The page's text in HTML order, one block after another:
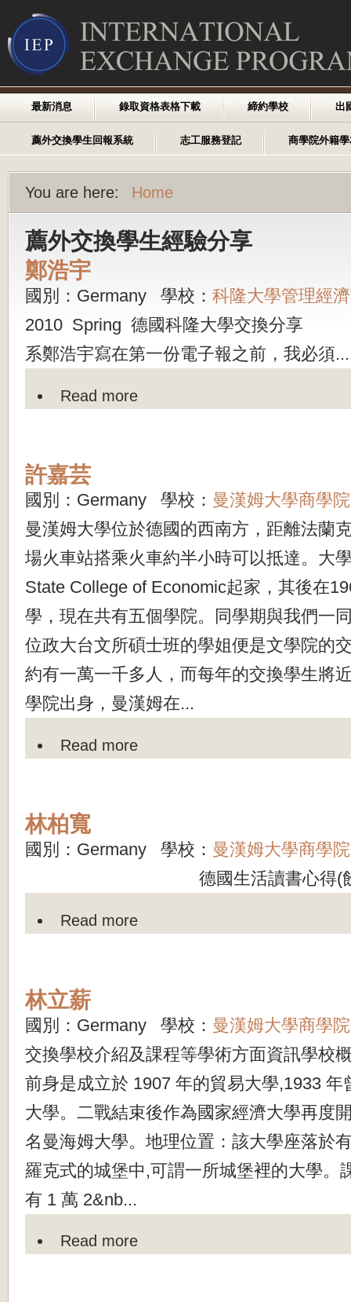
最新消息 錄取資格表格下載 締約學校 出
薦外交換學生回報系統 志工服務登記 商學院外籍
You are here: Home
薦外交換學生經驗分享
鄭浩宇
國別：Germany 學校： 科隆大學管理經
2010 Spring 德國科隆大學交換
系鄭浩宇寫在第一份電子報之前，我必須...
Read more
許嘉芸
國別：Germany 學校： 曼漢姆大學商學院
曼漢姆大學位於德國的西南方，距離法蘭
場火車站搭乘火車約半小時可以抵達。大
State College of Economic起家，其後在
學，現在共有五個學院。同學期與我們一
位政大台文所碩士班的學姐便是文學院的
約有一萬一千多人，而每年的交換學生將
學院出身，曼漢姆在...
Read more
林柏寬
國別：Germany 學校： 曼漢姆大學商學院
德國生活讀書心得(飲食篇
Read more
林立薪
國別：Germany 學校： 曼漢姆大學商學院
交換學校介紹及課程等學術方面資訊學校
前身是成立於 1907 年的貿易大學,1933 年
大學。二戰結束後作為國家經濟大學再度
名曼海姆大學。地理位置：該大學座落於
羅克式的城堡中,可謂一所城堡裡的大學。
有 1 萬 2&nb...
Read more